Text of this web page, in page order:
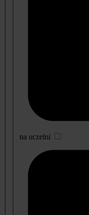
na uczelni